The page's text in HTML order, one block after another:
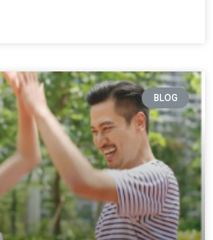
BLOG